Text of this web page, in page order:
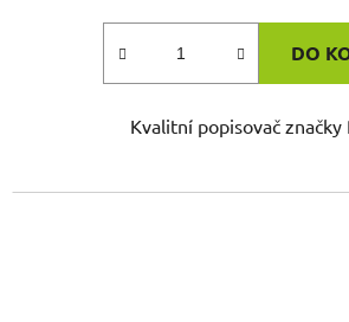
DO
Kvalitní popisovač značky